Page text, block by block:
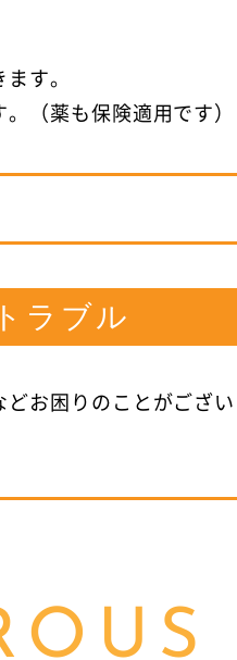
す。
（薬も保険適用です）
ラブル
お困りのことがござ